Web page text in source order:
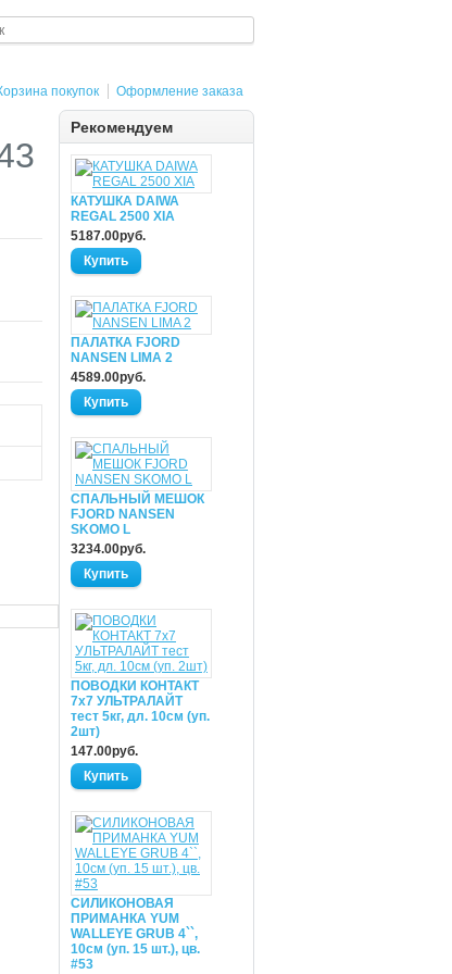
покупок Оформление заказа
Рекомендуем
КАТУШКА DAIWA
REGAL 2500 XIA
5187.00руб.
ПАЛАТКА FJORD
NANSEN LIMA 2
4589.00руб.
СПАЛЬНЫЙ МЕШОК
FJORD NANSEN
SKOMO L
3234.00руб.
ПОВОДКИ КОНТАКТ
7х7 УЛЬТРАЛАЙТ
тест 5кг, дл. 10см (уп.
2шт)
147.00руб.
СИЛИКОНОВАЯ
ПРИМАНКА YUM
WALLEYE GRUB 4``,
10см (уп. 15 шт.), цв.
#53